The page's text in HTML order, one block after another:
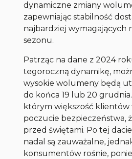
dynamiczne zmiany
zapewniając stabilność
najbardziej wymagających
sezonu.
Patrząc na dane z 2024
tegoroczną dynamikę,
wysokie wolumeny będą
do końca 19 lub 20
którym większość klientów
poczucie bezpieczeństwa,
przed świętami. Po tej
nadal są zauważalne,
konsumentów rośnie,